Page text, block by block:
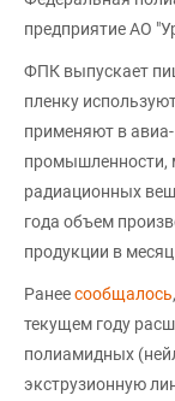
предприятие АО
ФПК выпускает
пленку
применяют в
промышленности,
радиационных
года объем
продукции в месяц.
Ранеесообщалось
текущем году
полиамидных
экструзионную